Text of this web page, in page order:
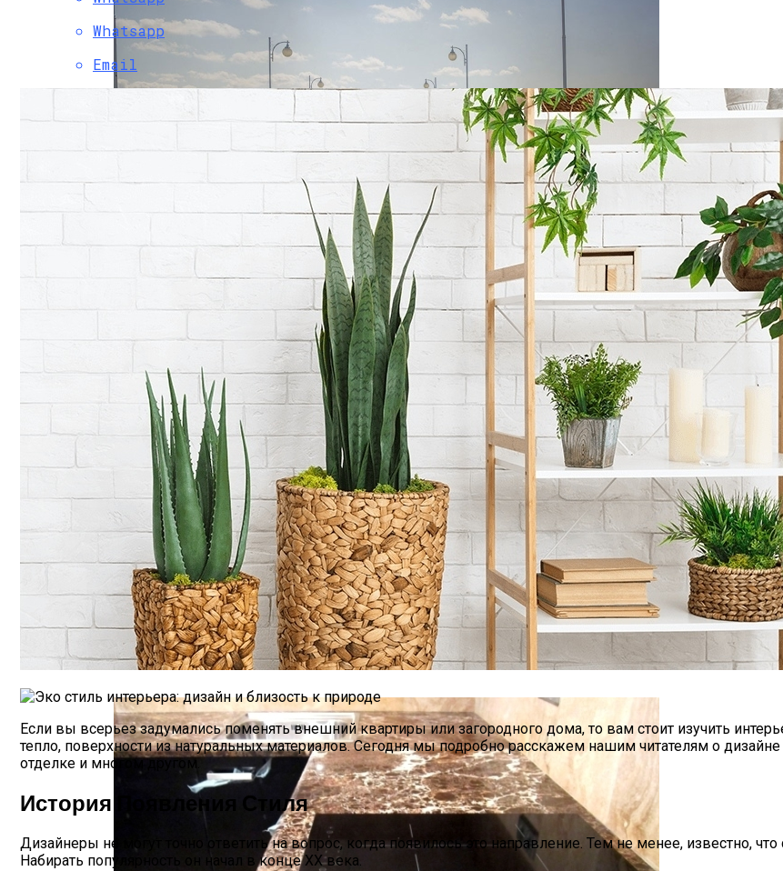
Фотообои Расширяющие Пространство Комнаты
Как Выбрать Правильный Диван Еврокнижку
Whatsapp
Email
Если вы всерьез задумались поменять внешний квартиры или загородного дома, то вам стоит изучить
тепло, поверхности из натуральных материалов. Сегодня мы подробно расскажем нашим читателям о
отделке и многом другом.
История Появления Стиля
Дизайнеры не могут точно ответить на вопрос, когда появилось это направление. Тем не менее, известно,
Набирать популярность он начал в конце XX века.